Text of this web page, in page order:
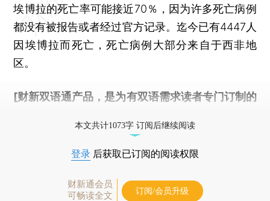
埃博拉的死亡率可能接近70％，因为许多死亡病例
都没有被报告或者经过官方记录。迄今已有4447人
因埃博拉而死亡，死亡病例大部分来自于西非地
区。
[财新双语通产品，是为有双语需求读者专门订制的
本文共计1073字 订阅后继续阅读
登录 后获取已订阅的阅读权限
财新通会员
可畅读全文
订阅/会员升级